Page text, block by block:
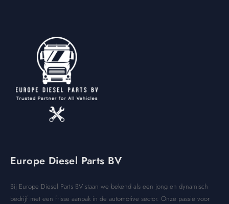
Europe Diesel Parts BV
Bij Europe Diesel Parts BV staan we bekend als een jong en dynamisch
bedrijf met een frisse aanpak in de automotive sector. Onze passie voor